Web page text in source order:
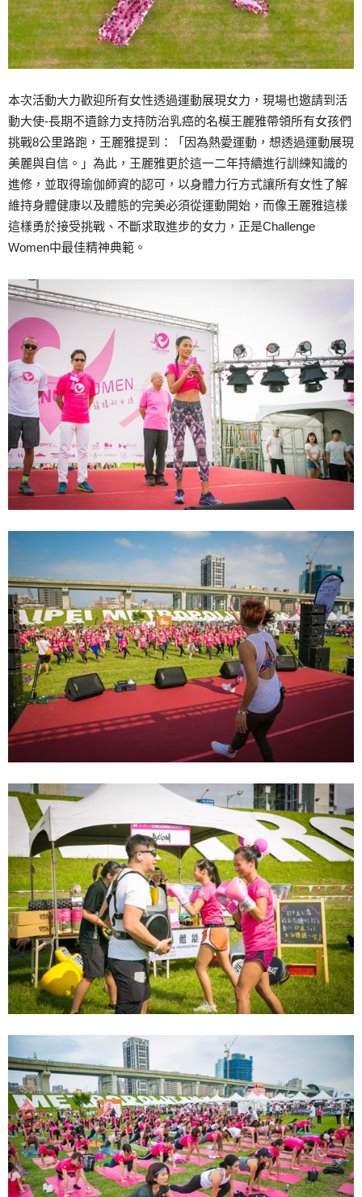
本次活動大力歡迎所有女性透過運動展現女力，現場也邀請到活
動大使-長期不遺餘力支持防治乳癌的名模王麗雅帶領所有女孩們
挑戰8公里路跑，王麗雅提到：「因為熱愛運動，想透過運動展現
美麗與自信。」為此，王麗雅更於這一二年持續進行訓練知識的
進修，並取得瑜伽師資的認可，以身體力行方式讓所有女性了解
維持身體健康以及體態的完美必須從運動開始，而像王麗雅這樣
這樣勇於接受挑戰、不斷求取進步的女力，正是Challenge
Women中最佳精神典範。